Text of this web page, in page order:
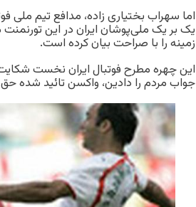
یک بر یک ملی‌پوشان ایران در این
زمینه را با صراحت بیان کرده است.
این چهره مطرح فوتبال ایران نخست
جواب مردم را دادین، واکسن تائید شده